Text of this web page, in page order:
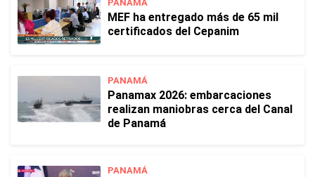
PANAMÁ
MEF ha entregado más de 65 mil
certificados del Cepanim
PANAMÁ
Panamax 2026: embarcaciones
realizan maniobras cerca del Canal
de Panamá
PANAMÁ